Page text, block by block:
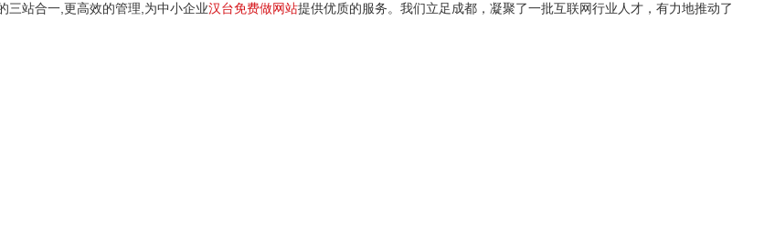
三站合一,更高效的管理,为中小企业汉台免费做网站提供优质的服务。我们立足成都，凝聚了一批互联网行业人才，有力地推动了